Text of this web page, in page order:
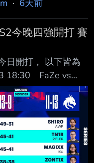
· 6天前
今晚四強開打 賽
日開打， 以下皆為
18:30 FaZe vs
： Map 1
2 Cache FaZe
圖 21:30 Astralis
，實際時間可能延
日）18:30 冠軍賽，